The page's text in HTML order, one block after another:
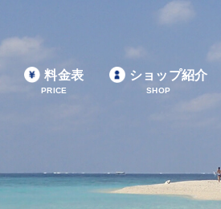
料金表
PRICE
ショップ紹介
SHOP